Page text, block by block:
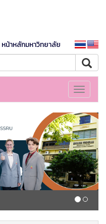
หน้าหลักมหาวิทยาลัย
Toggle